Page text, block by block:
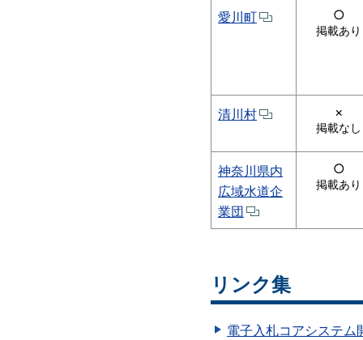
愛川町 ○
掲載あり
清川村 ×
掲載なし
神奈川県内
広域水道企
業団
○
掲載あり
リンク集
電子入札コアシステム